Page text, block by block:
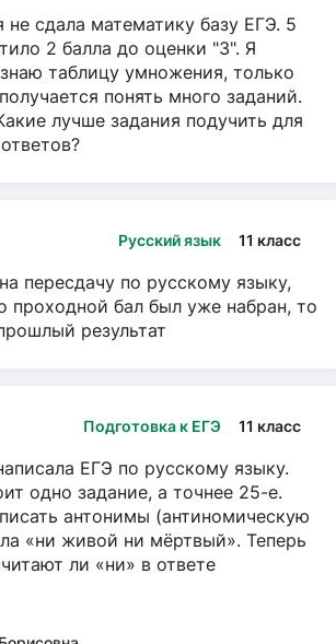
не сдала математику базу ЕГЭ. 5
2 балла до оценки "3". Я
таблицу умножения, только
понять много заданий.
лучше задания подучить для
Русский язык 11 класс
пересдачу по русскому языку,
проходной бал был уже набран, то
результат
Подготовка к ЕГЭ 11 класс
ЕГЭ по русскому языку.
одно задание, а точнее 25-е.
антонимы (антиномическую
«ни живой ни мёртвый». Теперь
ли «ни» в ответе